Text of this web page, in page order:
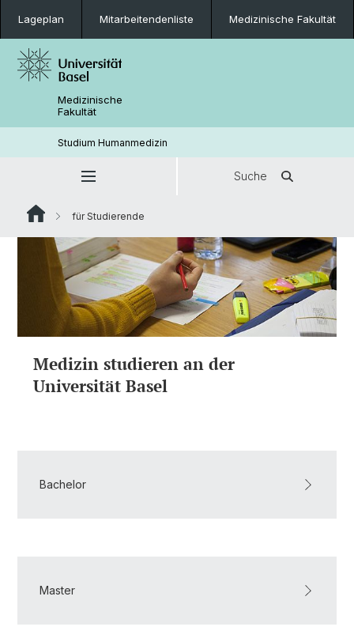
Lageplan Mitarbeitendenliste Medizinische Fakultät
Medizinische
Fakultät
Studium Humanmedizin
Suche
für Studierende
Medizin studieren an der
Universität Basel
Bachelor
Master